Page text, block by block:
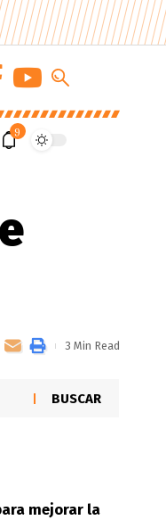
9
3 Min Read
BUSCAR
mejorar la